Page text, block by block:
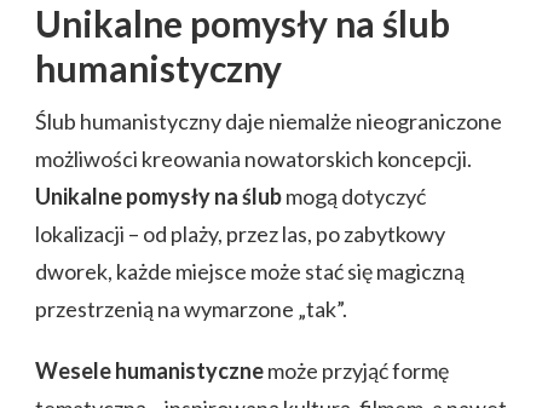
Unikalne pomysły na ślub
humanistyczny
Ślub humanistyczny daje niemalże nieograniczone
możliwości kreowania nowatorskich koncepcji.
Unikalne pomysły na ślubmogą dotyczyć
lokalizacji – od plaży, przez las, po zabytkowy
dworek, każde miejsce może stać się magiczną
przestrzenią na wymarzone „tak”.
Wesele humanistycznemoże przyjąć formę